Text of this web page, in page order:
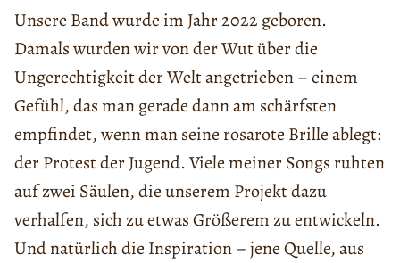
Unsere Band wurde im Jahr 2022 geboren.
Damals wurden wir von der Wut über die
Ungerechtigkeit der Welt angetrieben – einem
Gefühl, das man gerade dann am schärfsten
empfindet, wenn man seine rosarote Brille ablegt:
der Protest der Jugend. Viele meiner Songs ruhten
auf zwei Säulen, die unserem Projekt dazu
verhalfen, sich zu etwas Größerem zu entwickeln.
Und natürlich die Inspiration – jene Quelle, aus